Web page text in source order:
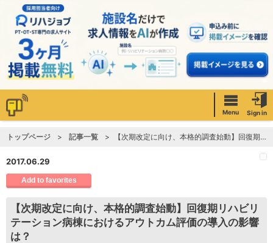
Menu Sign in
トップページ 記事一覧 【次期改定に向け、本格的調査始動】回復期リハビリテーション病棟におけるアウトカム評価の導入の影響は？
2017.06.29
Add to favorites
【次期改定に向け、本格的調査始動】回復期リハビリ
テーション病棟におけるアウトカム評価の導入の影響
は？